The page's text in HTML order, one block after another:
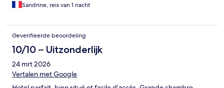
Sandrine, reis van 1 nacht
Geverifieerde beoordeling
10/10 – Uitzonderlijk
24 mrt 2026
Vertalen met Google